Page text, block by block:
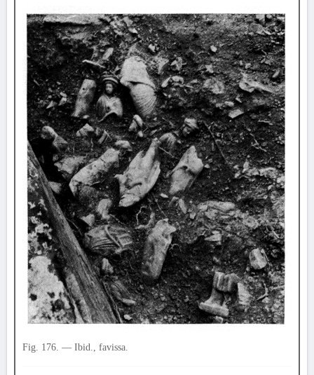
Fig. 176. — Ibid., favissa.